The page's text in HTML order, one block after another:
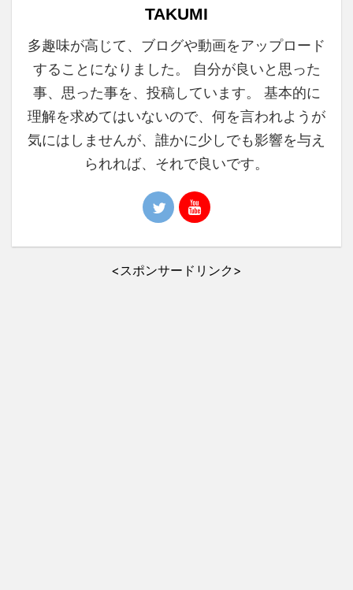
TAKUMI
多趣味が高じて、ブログや動画をアップロード
することになりました。 自分が良いと思った
事、思った事を、投稿しています。 基本的に
理解を求めてはいないので、何を言われようが
気にはしませんが、誰かに少しでも影響を与え
られれば、それで良いです。
<スポンサードリンク>